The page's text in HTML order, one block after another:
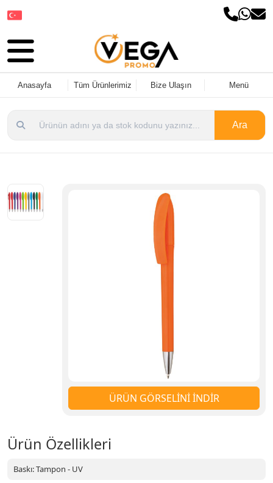
Anasayfa Tüm Ürünlerimiz Bize Ulaşın Menü
Ara
ÜRÜN GÖRSELİNİ İNDİR
Ürün Özellikleri
Baskı: Tampon - UV